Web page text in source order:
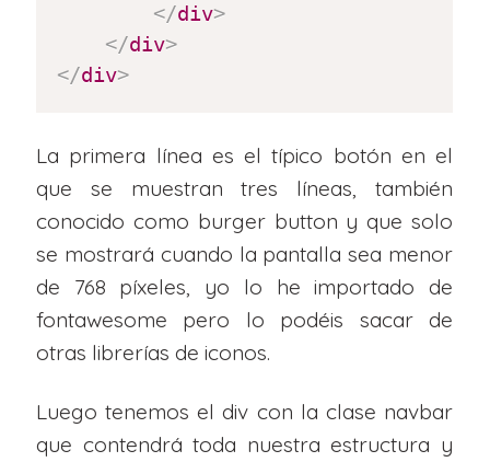
</div>
</div>
</div>
La primera línea es el típico botón en el
que se muestran tres líneas, también
conocido como burger button y que solo
se mostrará cuando la pantalla sea menor
de 768 píxeles, yo lo he importado de
fontawesome pero lo podéis sacar de
otras librerías de iconos.
Luego tenemos el div con la clase navbar
que contendrá toda nuestra estructura y